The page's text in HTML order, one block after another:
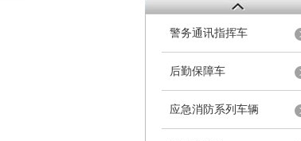
警务通讯指挥车
后勤保障车
应急消防系列车辆